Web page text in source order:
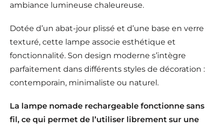
ambiance lumineuse chaleureuse.
Dotée d’un abat-jour plissé et d’une base en verre
texturé, cette lampe associe esthétique et
fonctionnalité. Son design moderne s’intègre
parfaitement dans différents styles de décoration :
contemporain, minimaliste ou naturel.
La lampe nomade rechargeable fonctionne sans
fil, ce qui permet de l’utiliser librement sur une